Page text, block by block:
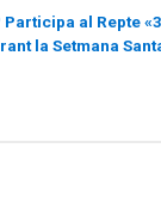
al Repte
la Setmana